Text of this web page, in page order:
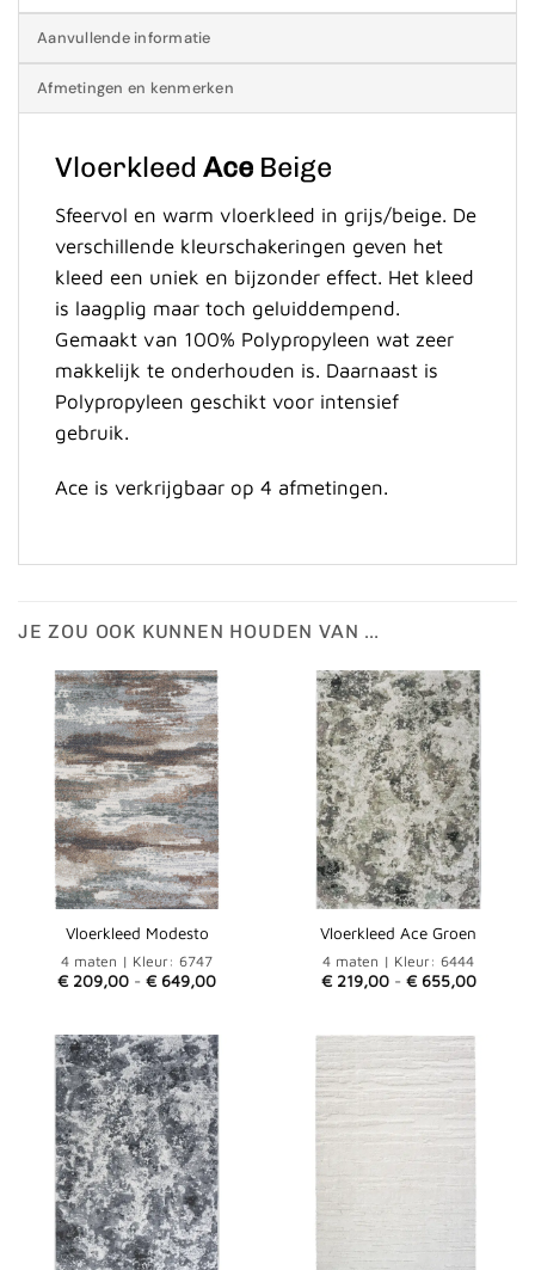
Aanvullende informatie
Afmetingen en kenmerken
Vloerkleed Ace Beige
Sfeervol en warm vloerkleed in grijs/beige. De
verschillende kleurschakeringen geven het
kleed een uniek en bijzonder effect. Het kleed
is laagplig maar toch geluiddempend.
Gemaakt van 100% Polypropyleen wat zeer
makkelijk te onderhouden is. Daarnaast is
Polypropyleen geschikt voor intensief
gebruik.
Ace is verkrijgbaar op 4 afmetingen.
JE ZOU OOK KUNNEN HOUDEN VAN …
Vloerkleed Modesto
4 maten | Kleur: 6747
€ 209,00 - € 649,00Prijsklasse:
Vloerkleed Ace Groen
4 maten | Kleur: 6444
€219,00 - €655,00